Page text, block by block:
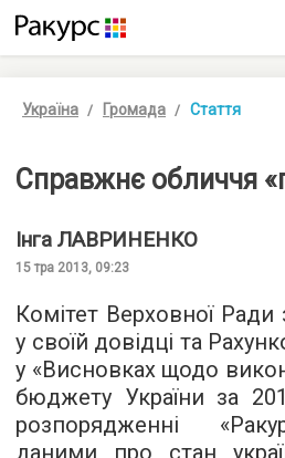
Україна Громада Стаття
Справжнє обличчя
Інга ЛАВРИНЕНКО
15 тра 2013, 09:23
Комітет Верховної
у своїй довідці та
у «Висновках щодо
бюджету України за
розпорядженні
даними про стан